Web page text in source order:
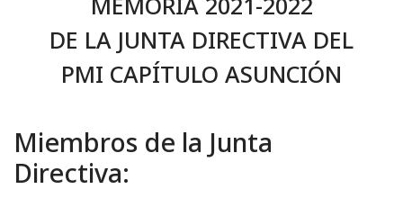
DE LA JUNTA DIRECTIVA DEL
PMI CAPÍTULO ASUNCIÓN
Miembros de la Junta
Directiva: